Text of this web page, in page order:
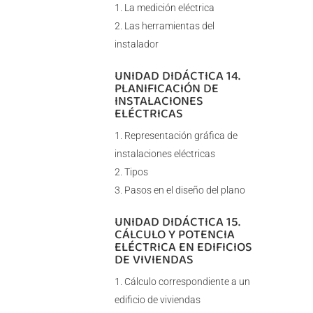
La medición eléctrica
Las herramientas del
instalador
UNIDAD DIDÁCTICA 14.
PLANIFICACIÓN DE
INSTALACIONES
ELÉCTRICAS
Representación gráfica de
instalaciones eléctricas
Tipos
Pasos en el diseño del plano
UNIDAD DIDÁCTICA 15.
CÁLCULO Y POTENCIA
ELÉCTRICA EN EDIFICIOS
DE VIVIENDAS
Cálculo correspondiente a un
edificio de viviendas